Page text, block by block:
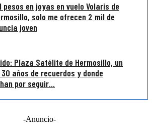
pesos en joyas en vuelo Volaris de
solo me ofrecen 2 mil de
joven
Plaza Satélite de Hermosillo, un
años de recuerdos y donde
por seguir...
-Anuncio-